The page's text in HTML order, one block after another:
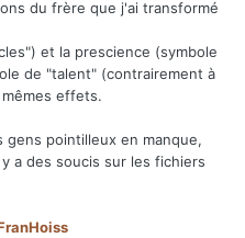
du frère que j'ai transformé
et la prescience (symbole
de "talent" (contrairement à
effets.
gens pointilleux en manque,
a des soucis sur les fichiers